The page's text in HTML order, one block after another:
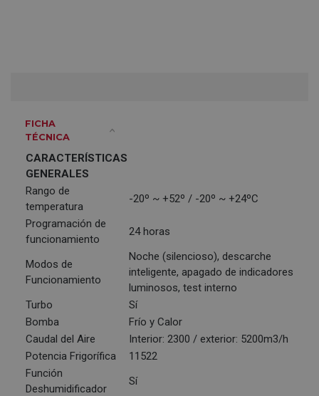
FICHA
TÉCNICA
CARACTERÍSTICAS
GENERALES
Rango de
temperatura
-20º ~ +52º / -20º ~ +24ºC
Programación de
funcionamiento
24 horas
Modos de
Funcionamiento
Noche (silencioso), descarche
inteligente, apagado de indicadores
luminosos, test interno
Turbo
Sí
Bomba
Frío y Calor
Caudal del Aire
Interior: 2300 / exterior: 5200m3/h
Potencia Frigorífica
11522
Función
Deshumidificador
Sí